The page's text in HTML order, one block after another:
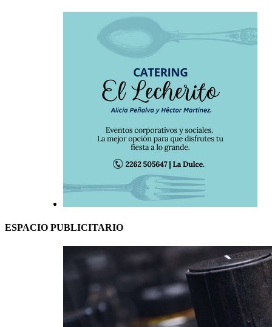
ESPACIO PUBLICITARIO